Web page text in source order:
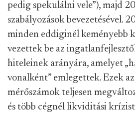
pedig spekulálni vele”), majd
szabályozások bevezetésével.
minden eddiginél keményebb
vezettek be az
hiteleinek arányára, amelyet
vonalként” emlegettek. Ezek
mérőszámok teljesen
és több cégnél likviditási